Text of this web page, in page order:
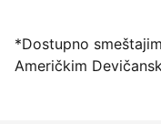
*Dostupno
Američkim